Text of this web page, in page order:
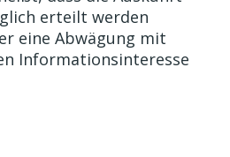
erteilt werden
eine Abwägung mit
Informationsinteresse